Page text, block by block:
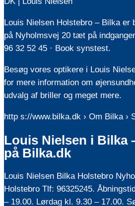
Louis Nielsen Holstebro – Bilka er
på Nyholmsvej 20 tæt på
96 32 52 45 · Book synstest.
Besøg vores optikere i Louis
for mere information om
udvalg af briller og meget mere.
http s://www.bilka.dk › Om Bilka ›
Louis Nielsen i Bilka
på Bilka.dk
Louis Nielsen Bilka Holstebro
Holstebro Tlf: 96325245.
– 19.00. Lørdag kl. 9.30 – 17.00.